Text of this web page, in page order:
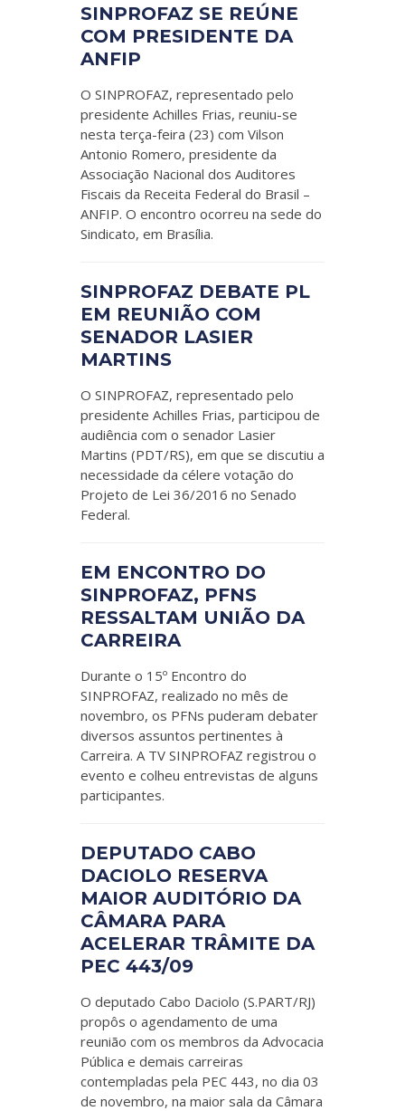
SINPROFAZ SE REÚNE
COM PRESIDENTE DA
ANFIP
O SINPROFAZ, representado pelo
presidente Achilles Frias, reuniu-se
nesta terça-feira (23) com Vilson
Antonio Romero, presidente da
Associação Nacional dos Auditores
Fiscais da Receita Federal do Brasil –
ANFIP. O encontro ocorreu na sede do
Sindicato, em Brasília.
SINPROFAZ DEBATE PL
EM REUNIÃO COM
SENADOR LASIER
MARTINS
O SINPROFAZ, representado pelo
presidente Achilles Frias, participou de
audiência com o senador Lasier
Martins (PDT/RS), em que se discutiu a
necessidade da célere votação do
Projeto de Lei 36/2016 no Senado
Federal.
EM ENCONTRO DO
SINPROFAZ, PFNS
RESSALTAM UNIÃO DA
CARREIRA
Durante o 15º Encontro do
SINPROFAZ, realizado no mês de
novembro, os PFNs puderam debater
diversos assuntos pertinentes à
Carreira. A TV SINPROFAZ registrou o
evento e colheu entrevistas de alguns
participantes.
DEPUTADO CABO
DACIOLO RESERVA
MAIOR AUDITÓRIO DA
CÂMARA PARA
ACELERAR TRÂMITE DA
PEC 443/09
O deputado Cabo Daciolo (S.PART/RJ)
propôs o agendamento de uma
reunião com os membros da Advocacia
Pública e demais carreiras
contempladas pela PEC 443, no dia 03
de novembro, na maior sala da Câmara